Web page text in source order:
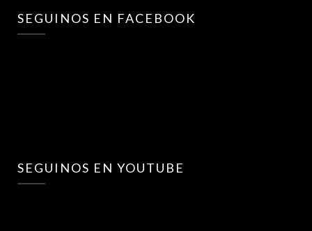
SEGUINOS EN FACEBOOK
SEGUINOS EN YOUTUBE